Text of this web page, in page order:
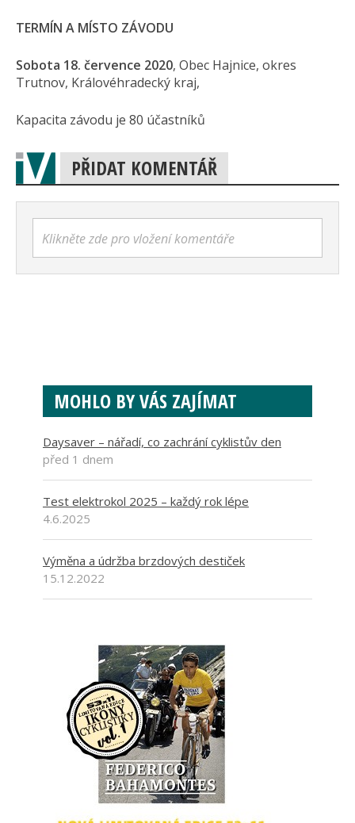
TERMÍN A MÍSTO ZÁVODU
Sobota 18. července 2020, Obec Hajnice, okres
Trutnov, Královéhradecký kraj,
Kapacita závodu je 80 účastníků
PŘIDAT KOMENTÁŘ
Klikněte zde pro vložení komentáře
MOHLO BY VÁS ZAJÍMAT
Daysaver – nářadí, co zachrání cyklistův den
před 1 dnem
Test elektrokol 2025 – každý rok lépe
4.6.2025
Výměna a údržba brzdových destiček
15.12.2022